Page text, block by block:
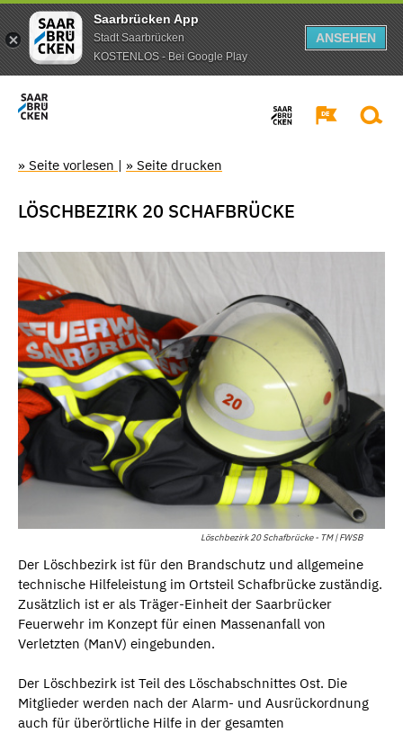
Saarbrücken App
Stadt Saarbrücken
KOSTENLOS - Bei Google Play
ANSEHEN
» Seite vorlesen | » Seite drucken
LÖSCHBEZIRK 20 SCHAFBRÜCKE
Löschbezirk 20 Schafbrücke - TM | FWSB
Der Löschbezirk ist für den Brandschutz und allgemeine
technische Hilfeleistung im Ortsteil Schafbrücke zuständig.
Zusätzlich ist er als Träger-Einheit der Saarbrücker
Feuerwehr im Konzept für einen Massenanfall von
Verletzten (ManV) eingebunden.
Der Löschbezirk ist Teil des Löschabschnittes Ost. Die
Mitglieder werden nach der Alarm- und Ausrückordnung
auch für überörtliche Hilfe in der gesamten